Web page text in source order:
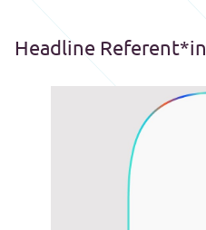
Headline Referent*in